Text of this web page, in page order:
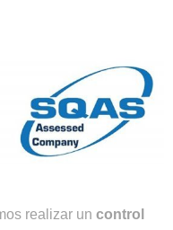
realizar un control